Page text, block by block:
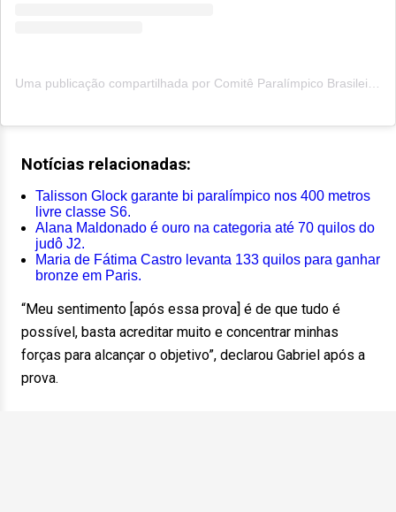
Notícias relacionadas:
Talisson Glock garante bi paralímpico nos 400 metros
livre classe S6.
Alana Maldonado é ouro na categoria até 70 quilos do
judô J2.
Maria de Fátima Castro levanta 133 quilos para ganhar
bronze em Paris.
“Meu sentimento [após essa prova] é de que tudo é
possível, basta acreditar muito e concentrar minhas
forças para alcançar o objetivo”, declarou Gabriel após a
prova.